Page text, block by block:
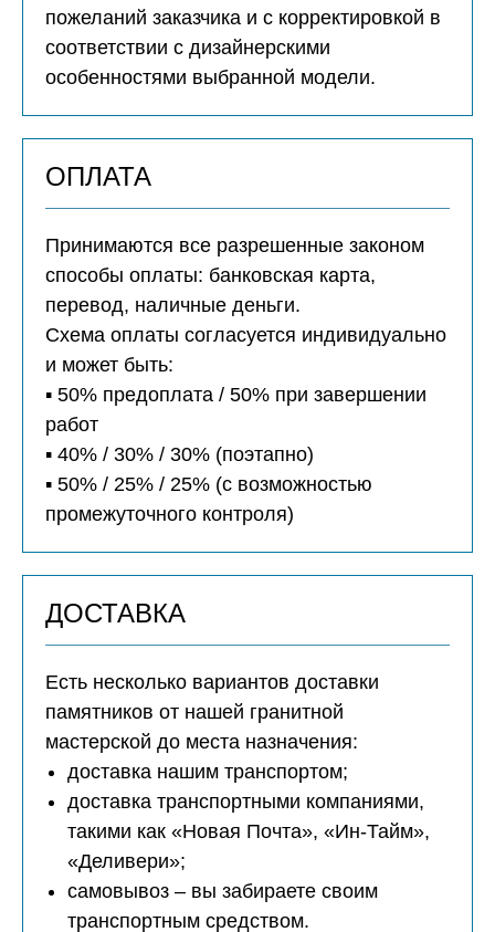
пожеланий заказчика и с корректировкой в
соответствии с дизайнерскими
особенностями выбранной модели.
ОПЛАТА
Принимаются все разрешенные законом
способы оплаты: банковская карта,
перевод, наличные деньги.
Схема оплаты согласуется индивидуально
и может быть:
▪️ 50% предоплата / 50% при завершении
работ
▪️ 40% / 30% / 30% (поэтапно)
▪️ 50% / 25% / 25% (с возможностью
промежуточного контроля)
ДОСТАВКА
Есть несколько вариантов доставки
памятников от нашей гранитной
мастерской до места назначения:
доставка нашим транспортом;
доставка транспортными компаниями,
такими как «Новая Почта», «Ин-Тайм»,
«Деливери»;
самовывоз – вы забираете своим
транспортным средством.